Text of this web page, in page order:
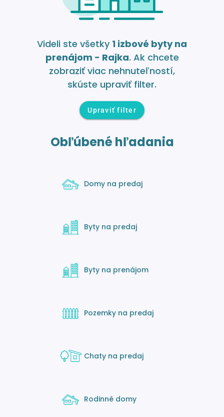
Videli ste všetky 1 izbové byty na
prenájom - Rajka. Ak chcete
zobraziť viac nehnuteľností,
skúste upraviť filter.
Upraviť filter
Obľúbené hľadania
Domy na predaj
Byty na predaj
Byty na prenájom
Pozemky na predaj
Chaty na predaj
Rodinné domy